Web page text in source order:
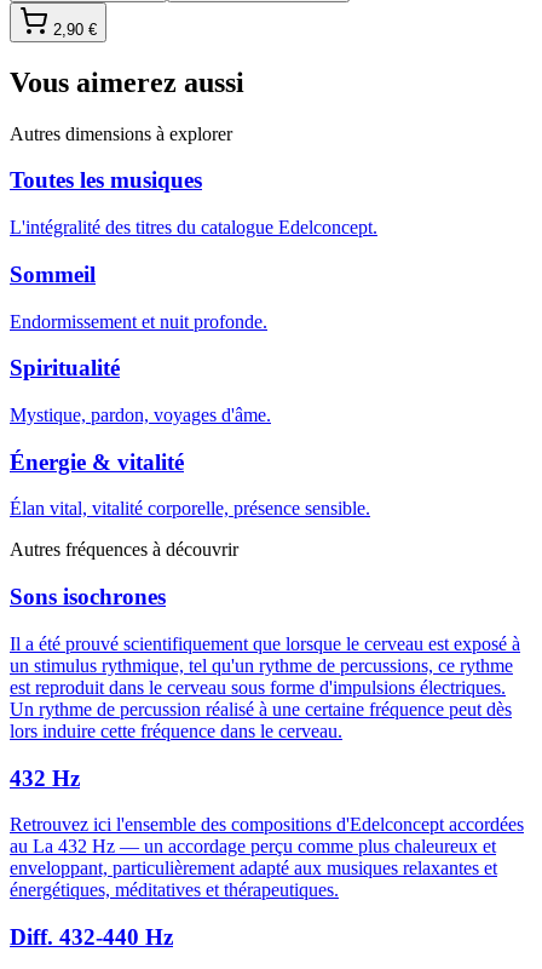
2,90 €
Vous aimerez aussi
Autres dimensions à explorer
Toutes les musiques
L'intégralité des titres du catalogue Edelconcept.
Sommeil
Endormissement et nuit profonde.
Spiritualité
Mystique, pardon, voyages d'âme.
Énergie & vitalité
Élan vital, vitalité corporelle, présence sensible.
Autres fréquences à découvrir
Sons isochrones
Il a été prouvé scientifiquement que lorsque le cerveau est exposé à
un stimulus rythmique, tel qu'un rythme de percussions, ce rythme
est reproduit dans le cerveau sous forme d'impulsions électriques.
Un rythme de percussion réalisé à une certaine fréquence peut dès
lors induire cette fréquence dans le cerveau.
432 Hz
Retrouvez ici l'ensemble des compositions d'Edelconcept accordées
au La 432 Hz — un accordage perçu comme plus chaleureux et
enveloppant, particulièrement adapté aux musiques relaxantes et
énergétiques, méditatives et thérapeutiques.
Diff. 432-440 Hz